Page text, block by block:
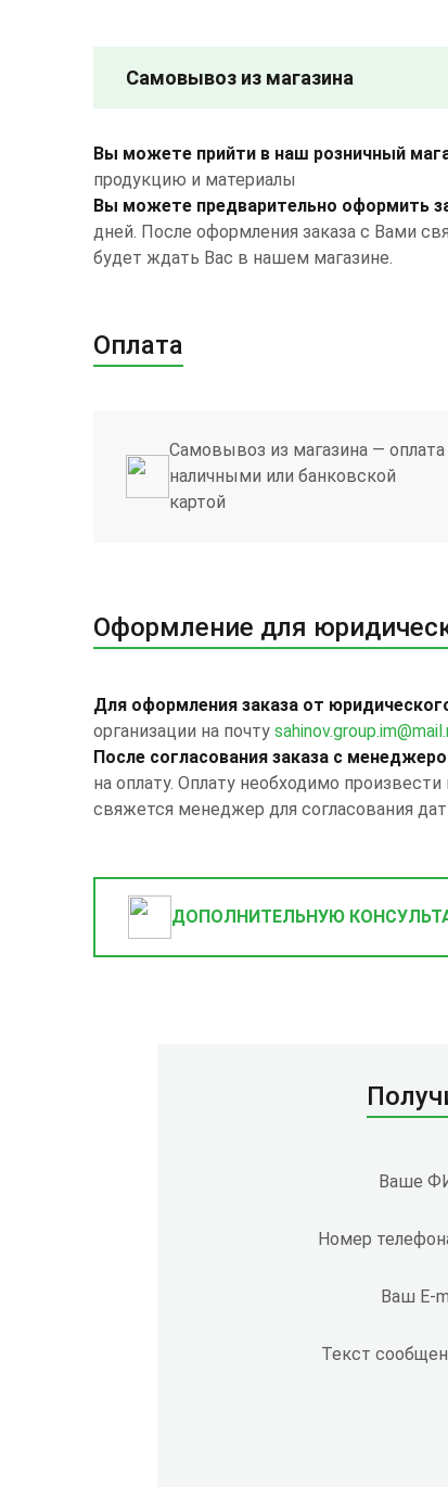
Самовывоз из магазина
Вы можете прийти в наш розничный
продукцию и материалы
Вы можете предварительно оформить
дней. После оформления заказа с Вами
будет ждать Вас в нашем магазине.
Оплата
Самовывоз из магазина — оплата
наличными или банковской
картой
Оформление для
Для оформления заказа от
организации на почту
После согласования заказа с
на оплату. Оплату необходимо
свяжется менеджер для согласования
ДОПОЛНИТЕЛЬНУЮ
Ваше
Номер
Ваш E-
Текст